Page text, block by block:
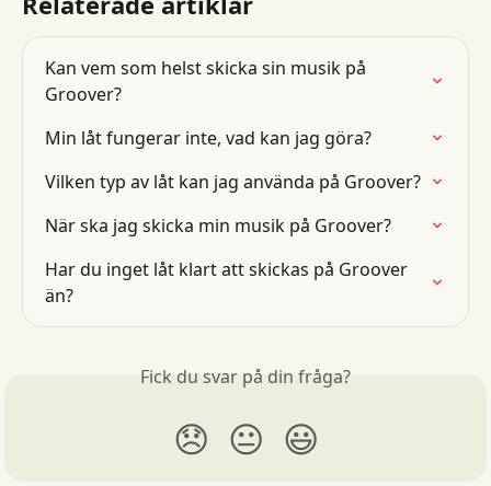
Kan vem som helst skicka sin musik på
Groover?
Min låt fungerar inte, vad kan jag göra?
Vilken typ av låt kan jag använda på Groover?
När ska jag skicka min musik på Groover?
Har du inget låt klart att skickas på Groover
än?
Fick du svar på din fråga?
😞 😐 😃